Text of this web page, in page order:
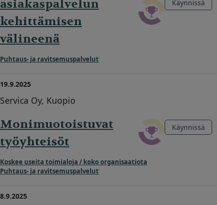
asiakaspalvelun
kehittämisen
välineenä
Puhtaus- ja ravitsemuspalvelut
Käynnissä
19.9.2025
Servica Oy, Kuopio
Monimuotoistuvat
työyhteisöt
Koskee useita toimialoja / koko organisaatiota
Puhtaus- ja ravitsemuspalvelut
Käynnissä
8.9.2025